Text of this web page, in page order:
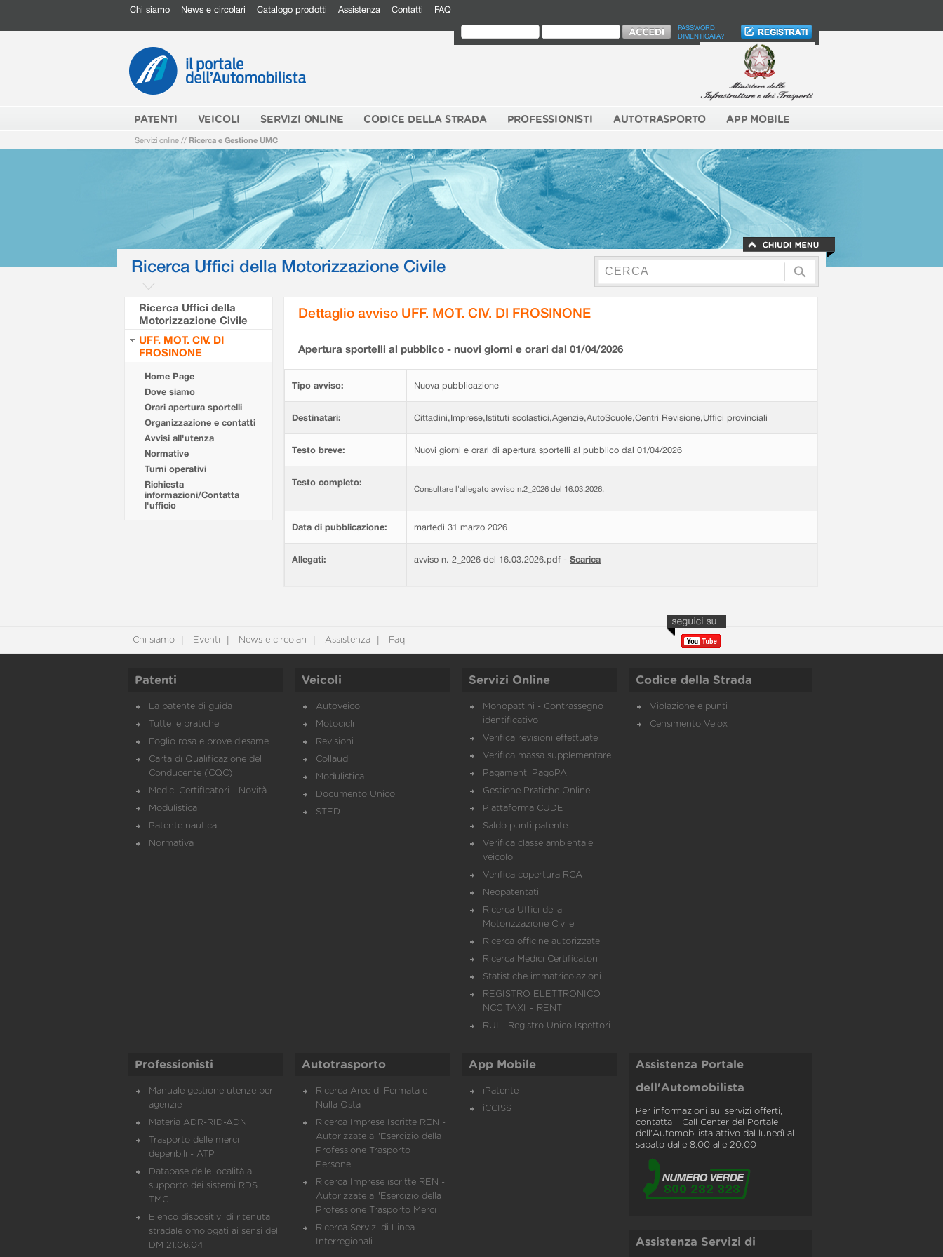
Chi siamo News e circolari Catalogo prodotti Assistenza Contatti FAQ
PASSWORD
DIMENTICATA?
PATENTI VEICOLI SERVIZI ONLINE CODICE DELLA STRADA PROFESSIONISTI AUTOTRASPORTO APP MOBILE
Servizi online // Ricerca e Gestione UMC
Ricerca Uffici della Motorizzazione Civile
Ricerca Uffici della
Motorizzazione Civile
UFF. MOT. CIV. DI
FROSINONE
Home Page
Dove siamo
Orari apertura sportelli
Organizzazione e contatti
Avvisi all'utenza
Normative
Turni operativi
Richiesta
informazioni/Contatta
l'ufficio
Dettaglio avviso UFF. MOT. CIV. DI FROSINONE
Apertura sportelli al pubblico - nuovi giorni e orari dal 01/04/2026
Tipo avviso: Nuova pubblicazione
Destinatari: Cittadini,Imprese,Istituti scolastici,Agenzie,AutoScuole,Centri Revisione,Uffici provinciali
Testo breve: Nuovi giorni e orari di apertura sportelli al pubblico dal 01/04/2026
Testo completo:
Consultare l'allegato avviso n.2_2026 del 16.03.2026.
Data di pubblicazione: martedì 31 marzo 2026
Allegati: avviso n. 2_2026 del 16.03.2026.pdf - Scarica
Chi siamo Eventi News e circolari Assistenza Faq
Patenti
La patente di guida
Tutte le pratiche
Foglio rosa e prove d’esame
Carta di Qualificazione del
Conducente (CQC)
Medici Certificatori - Novità
Modulistica
Patente nautica
Normativa
Veicoli
Autoveicoli
Motocicli
Revisioni
Collaudi
Modulistica
Documento Unico
STED
Servizi Online
Monopattini - Contrassegno
identificativo
Verifica revisioni effettuate
Verifica massa supplementare
Pagamenti PagoPA
Gestione Pratiche Online
Piattaforma CUDE
Saldo punti patente
Verifica classe ambientale
veicolo
Verifica copertura RCA
Neopatentati
Ricerca Uffici della
Motorizzazione Civile
Ricerca officine autorizzate
Ricerca Medici Certificatori
Statistiche immatricolazioni
REGISTRO ELETTRONICO
NCC TAXI – RENT
RUI - Registro Unico Ispettori
Codice della Strada
Violazione e punti
Censimento Velox
Professionisti
Manuale gestione utenze per
agenzie
Materia ADR-RID-ADN
Trasporto delle merci
deperibili - ATP
Database delle località a
supporto dei sistemi RDS
TMC
Elenco dispositivi di ritenuta
stradale omologati ai sensi del
DM 21.06.04
Autotrasporto
Ricerca Aree di Fermata e
Nulla Osta
Ricerca Imprese Iscritte REN -
Autorizzate all'Esercizio della
Professione Trasporto
Persone
Ricerca Imprese iscritte REN -
Autorizzate all'Esercizio della
Professione Trasporto Merci
Ricerca Servizi di Linea
Interregionali
App Mobile
iPatente
iCCISS
Assistenza Portale
dell'Automobilista
Per informazioni sui servizi offerti,
contatta il Call Center del Portale
dell'Automobilista attivo dal lunedì al
sabato dalle 8.00 alle 20.00
Assistenza Servizi di